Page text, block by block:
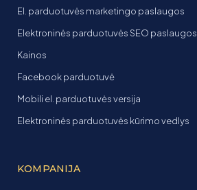
El. parduotuvės marketingo paslaugos
Elektroninės parduotuvės SEO paslaugos
Kainos
Facebook parduotuvė
Mobili el. parduotuvės versija
Elektroninės parduotuvės kūrimo vedlys
KOMPANIJA